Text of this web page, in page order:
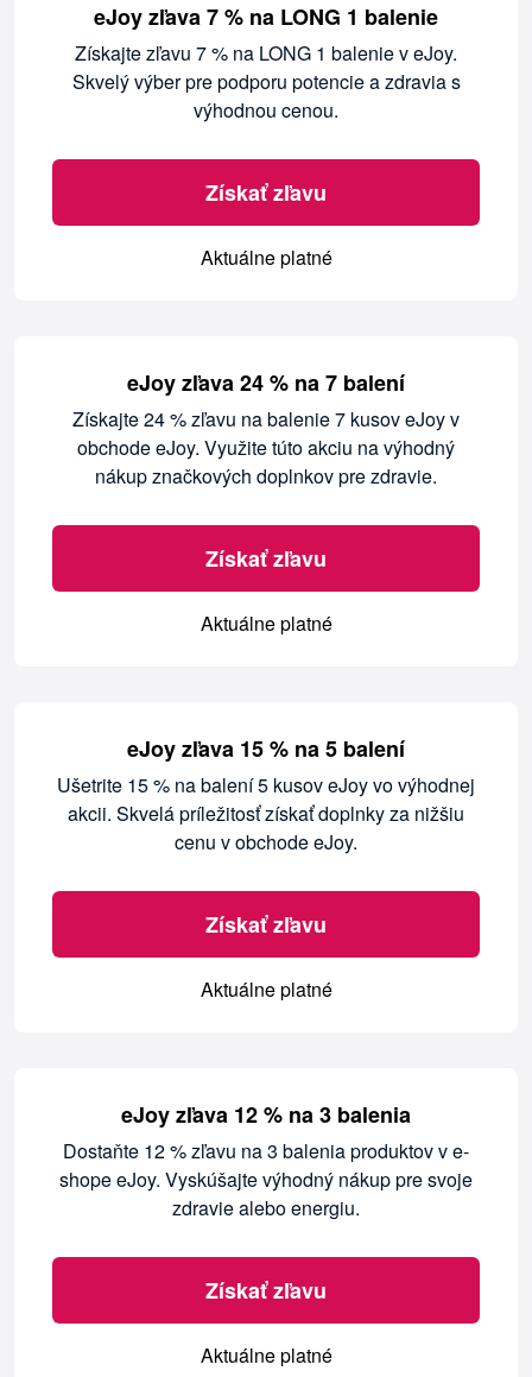
eJoy zľava 7 % na LONG 1 balenie
Získajte zľavu 7 % na LONG 1 balenie v eJoy.
Skvelý výber pre podporu potencie a zdravia s
výhodnou cenou.
Získať zľavu
Aktuálne platné
eJoy zľava 24 % na 7 balení
Získajte 24 % zľavu na balenie 7 kusov eJoy v
obchode eJoy. Využite túto akciu na výhodný
nákup značkových doplnkov pre zdravie.
Získať zľavu
Aktuálne platné
eJoy zľava 15 % na 5 balení
Ušetrite 15 % na balení 5 kusov eJoy vo výhodnej
akcii. Skvelá príležitosť získať doplnky za nižšiu
cenu v obchode eJoy.
Získať zľavu
Aktuálne platné
eJoy zľava 12 % na 3 balenia
Dostaňte 12 % zľavu na 3 balenia produktov v e-
shope eJoy. Vyskúšajte výhodný nákup pre svoje
zdravie alebo energiu.
Získať zľavu
Aktuálne platné